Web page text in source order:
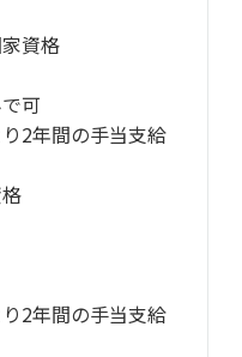
資格
可
2年間の手当支給
2年間の手当支給